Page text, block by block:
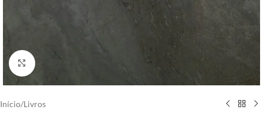
Clique para ampliar
Início/Livros